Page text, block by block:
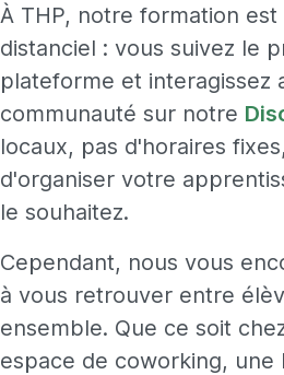
À THP, notre formation
distanciel : vous suivez le
plateforme et interagissez
communauté sur notre
locaux, pas d'horaires
d'organiser votre
le souhaitez.
Cependant, nous vous
à vous retrouver entre
ensemble. Que ce soit
espace de coworking, une